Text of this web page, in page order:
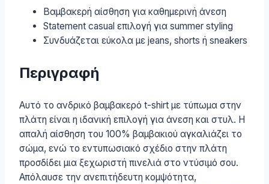
Βαμβακερή αίσθηση για καθημερινή άνεση
Statement casual επιλογή για summer styling
Συνδυάζεται εύκολα με jeans, shorts ή sneakers
Περιγραφή
Αυτό το ανδρικό βαμβακερό t-shirt με τύπωμα στην
πλάτη είναι η ιδανική επιλογή για άνεση και στυλ. Η
απαλή αίσθηση του 100% βαμβακιού αγκαλιάζει το
σώμα, ενώ το εντυπωσιακό σχέδιο στην πλάτη
προσδίδει μια ξεχωριστή πινελιά στο ντύσιμό σου.
Απόλαυσε την ανεπιτήδευτη κομψότητα,